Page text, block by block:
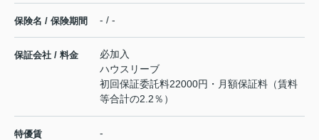
保険名 / 保険期間 - / -
保証会社 / 料金
必加入
ハウスリーブ
初回保証委託料22000円・月額保証料（賃料
等合計の2.2％）
特優賃 -